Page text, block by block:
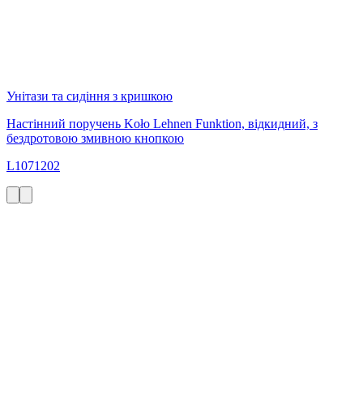
Унітази та сидіння з кришкою
Настінний поручень Koło Lehnen Funktion, відкидний, з
бездротовою змивною кнопкою
L1071202